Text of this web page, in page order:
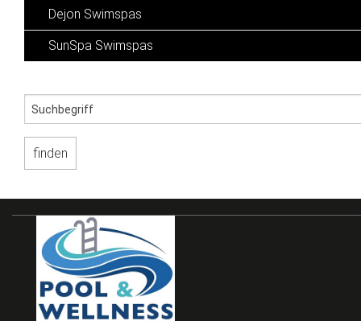
Dejon Swimspas
SunSpa Swimspas